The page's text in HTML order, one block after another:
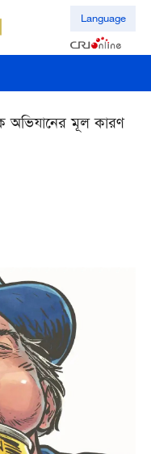
Language
অভিযানের মূল কারণ